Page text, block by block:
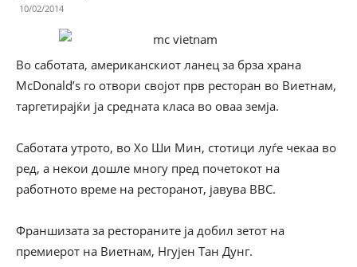
10/02/2014
Во саботата, американскиот ланец за брза храна
McDonald’s го отвори својот прв ресторан во Виетнам,
таргетирајќи ја средната класа во оваа земја.
Саботата утрото, во Хо Ши Мин, стотици луѓе чекаа во
ред, а некои дошле многу пред почетокот на
работното време на ресторанот, јавува BBC.
Франшизата за рестораните ја добил зетот на
премиерот на Виетнам, Нгујен Тан Дунг.